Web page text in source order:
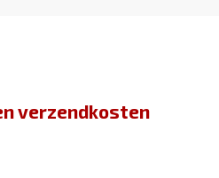
verzendkosten